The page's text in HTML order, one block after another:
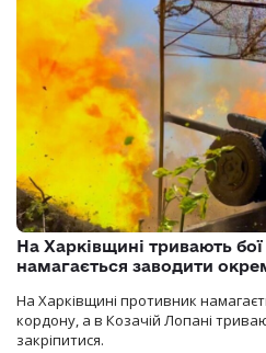
На Харківщині тривають
намагається заводити
На Харківщині противник
кордону, а в Козачій Лопані
закріпитися.